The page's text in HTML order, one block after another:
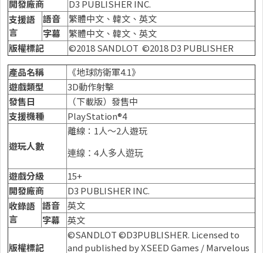
開發廠商
D3 PUBLISHER INC.
支援語
言
語音
繁體中文、韓文、英文
字幕
繁體中文、韓文、英文
版權標記
©2018 SANDLOT ©2018 D3 PUBLISHER
產品名稱
《地球防衛軍4.1》
遊戲類型
3D動作射擊
發售日
（下載版）發售中
支援機種
PlayStation®4
遊玩人數
離線：1人～2人遊玩
連線：4人多人遊玩
遊戲分級
15+
開發廠商
D3 PUBLISHER INC.
收錄語
言
語音
英文
字幕
英文
版權標記
©SANDLOT ©D3PUBLISHER. Licensed to
and published by XSEED Games / Marvelous